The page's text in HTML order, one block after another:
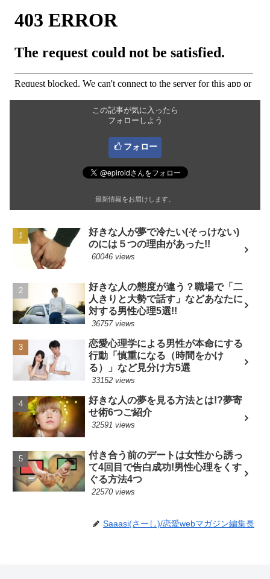
この記事が気に入ったら
フォローしよう
フォロー
最新情報をお届けします。
好きな人が夢で冷たい(そっけない)
のには５つの理由があった!!
60046 views
好きな人の態度が違う？職場で「二
人きりと大勢で話す」などあなたに
対する男性心理5選!!
36757 views
恋愛心理学による男性が本命にする
行動「慎重になる（時間をかけ
る）」など見分け方5選
33152 views
好きな人の夢を見る方法とは!?夢寄
せ術6つご紹介
32591 views
付き合う前のデートは女性から誘っ
て4回目で告白成功!男性心理をくす
ぐる方法4つ
22570 views
Saaasi(さーし)/恋愛webマガジン編集長